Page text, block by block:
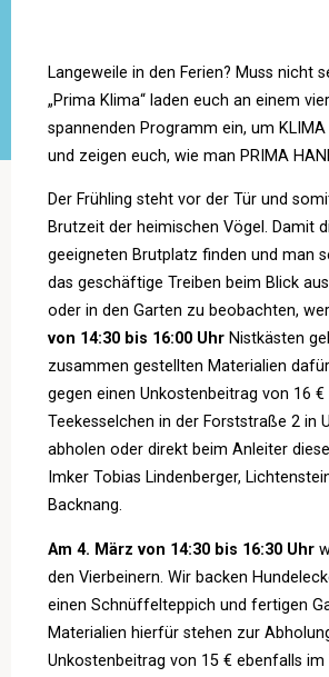
Langeweile in den Ferien? Muss nicht
„Prima Klima“ laden euch an einem
spannenden Programm ein, um KLIMA
und zeigen euch, wie man PRIMA
Der Frühling steht vor der Tür und
Brutzeit der heimischen Vögel. Damit
geeigneten Brutplatz finden und man
das geschäftige Treiben beim Blick
oder in den Garten zu beobachten,
von 14:30 bis 16:00 Uhr Nistkästen
zusammen gestellten Materialien
gegen einen Unkostenbeitrag von 16 €
Teekesselchen in der Forststraße 2 in
abholen oder direkt beim Anleiter
Imker Tobias Lindenberger,
Backnang.
Am 4. März von 14:30 bis 16:30 Uhr
den Vierbeinern. Wir backen
einen Schnüffelteppich und fertigen
Materialien hierfür stehen zur
Unkostenbeitrag von 15 € ebenfalls im